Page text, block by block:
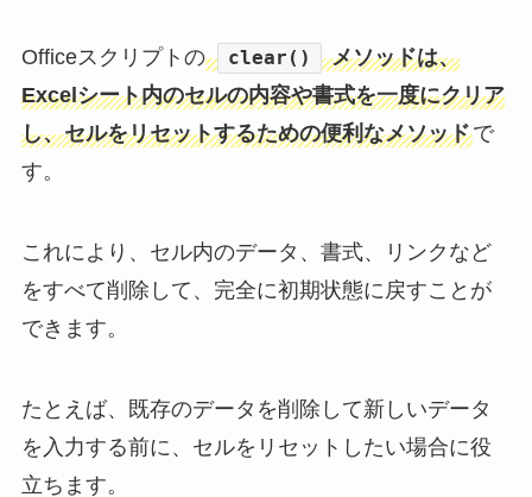
Officeスクリプトの clear()
メソッドは、
Excelシート内のセルの内容や書式を一度にクリア
し、セルをリセットするための便利なメソッドで
す。
これにより、セル内のデータ、書式、リンクなど
をすべて削除して、完全に初期状態に戻すことが
できます。
たとえば、既存のデータを削除して新しいデータ
を入力する前に、セルをリセットしたい場合に役
立ちます。